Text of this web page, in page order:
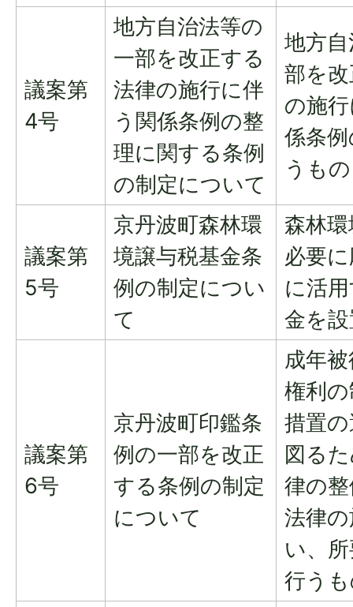
議案第
4号
地方自治法等の
一部を改正する
法律の施行に伴
う関係条例の整
理に関する条例
の制定について
地方
部を
の施
係条
うもの
議案第
5号
京丹波町森林環
境譲与税基金条
例の制定につい
て
森林
必要
に活
金を
議案第
6号
京丹波町印鑑条
例の一部を改正
する条例の制定
について
成年
権利
措置
図る
律の
法律
い、
行う